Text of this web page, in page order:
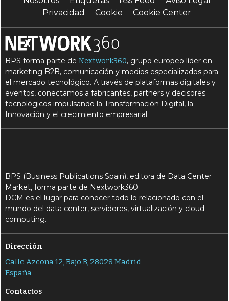
Privacidad
Cookie Cookie Center
BPS forma parte deNextwork360, grupo europeo líder en
marketing B2B, comunicación y medios especializados para
el mercado tecnológico. A través de plataformas digitales y
eventos, conectamos a fabricantes, partners y decisores
tecnológicos impulsando la Transformación Digital, la
Innovación y el crecimiento empresarial.
BPS (Business Publications Spain), editora de Data Center
Market, forma parte de Nextwork360.
DCM es el lugar para conocer todo lo relacionado con el
mundo del data center, servidores, virtualización y cloud
computing.
Dirección
Calle Azcona 12, Bajo B, 28028 Madrid
España
Contactos